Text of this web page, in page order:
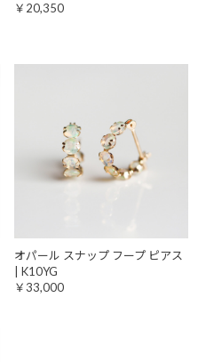
￥20,350
オパール スナップ フープ ピアス
| K10YG
￥33,000